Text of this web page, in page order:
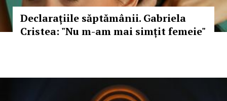
Declarațiile săptămânii. Gabriela
Cristea: "Nu m-am mai simțit femeie"